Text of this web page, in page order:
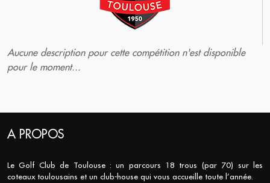
Aucune description pour cette compétition n'est disponible
pour le moment...
A PROPOS
Le Golf Club de Toulouse : un parcours 18 trous (par 70) sur les
coteaux toulousains et un club-house qui vous accueille toute l’année.